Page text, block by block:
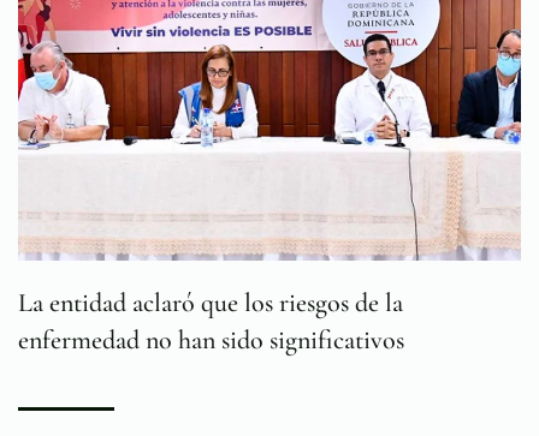
La entidad aclaró que los riesgos de la
enfermedad no han sido significativos